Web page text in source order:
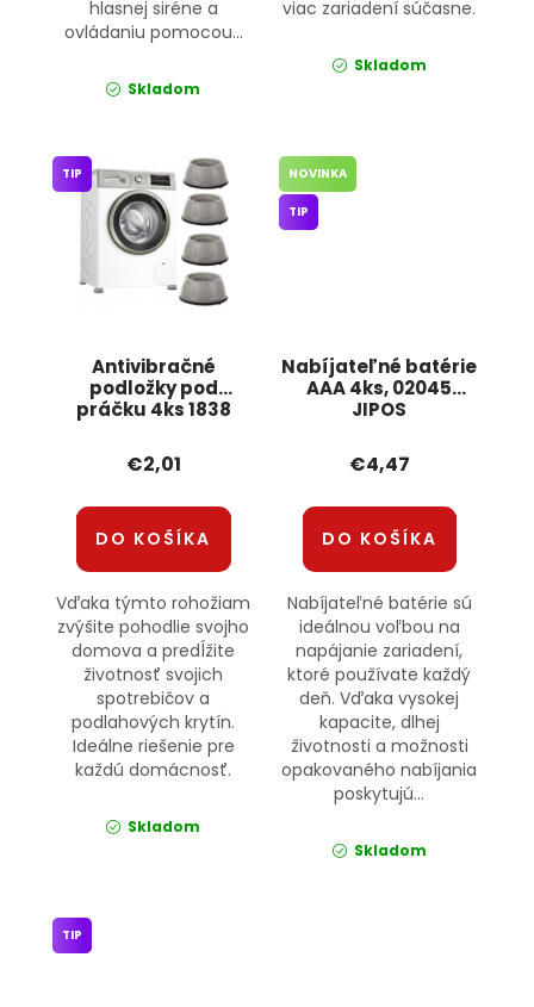
hlasnej siréne a
ovládaniu pomocou...
Skladom
viac zariadení súčasne.
Skladom
Antivibračné
podložky pod
práčku 4ks 1838
TIP
€2,01
DO KOŠÍKA
Vďaka týmto rohožiam
zvýšite pohodlie svojho
domova a predĺžite
životnosť svojich
spotrebičov a
podlahových krytín.
Ideálne riešenie pre
každú domácnosť.
Skladom
Nabíjateľné batérie
AAA 4ks, 02045
JIPOS
NOVINKA
TIP
€4,47
DO KOŠÍKA
Nabíjateľné batérie sú
ideálnou voľbou na
napájanie zariadení,
ktoré používate každý
deň. Vďaka vysokej
kapacite, dlhej
životnosti a možnosti
opakovaného nabíjania
poskytujú...
Skladom
TIP